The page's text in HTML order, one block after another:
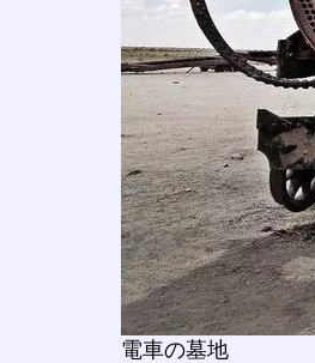
電車の墓地